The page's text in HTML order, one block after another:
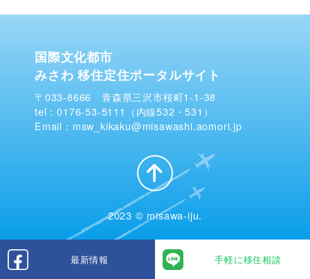
最新情報 手軽に移住相談
国際文化都市
みさわ 移住定住ポータルサイト
〒033-8666 青森県三沢市桜町1-1-38
tel：0176-53-5111（内線532・531）
Email：msw_kikaku@misawashi.aomori.jp
2023 © misawa-iju.